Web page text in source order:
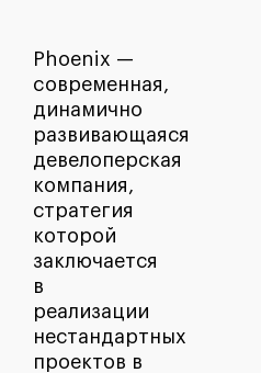
Phoenix —
cовременная,
динамично
развивающаяся
девелоперская
компания,
стратегия
которой
заключается
в
реализации
нестандартных
проектов в